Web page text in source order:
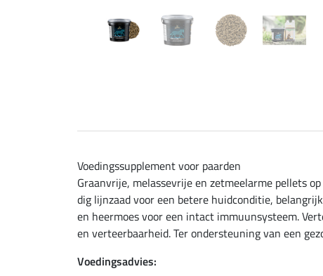
Voedingssupplement voor paarden
Graanvrije, melassevrije en zetmeelarme pellets
dig lijnzaad voor een betere huidconditie,
en heermoes voor een intact immuunsysteem.
en verteerbaarheid. Ter ondersteuning van een
Voedingsadvies: